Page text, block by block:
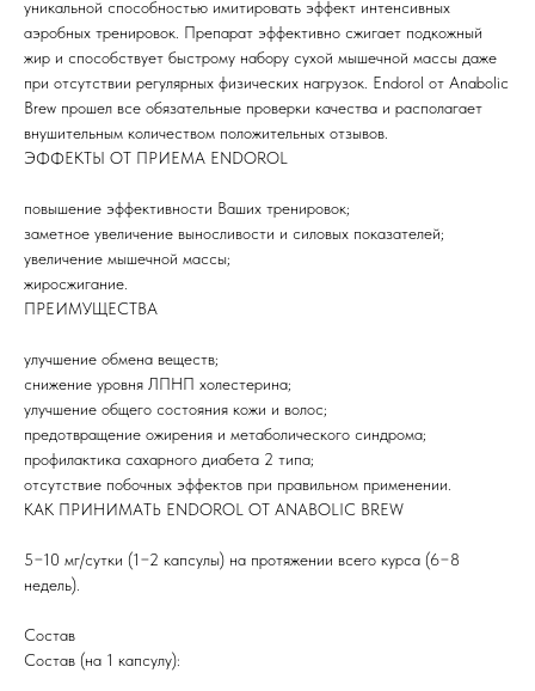
уникальной способностью имитировать эффект интенсивных
аэробных тренировок. Препарат эффективно сжигает подкожный
жир и способствует быстрому набору сухой мышечной массы даже
при отсутствии регулярных физических нагрузок. Endorol от Anabolic
Brew прошел все обязательные проверки качества и располагает
внушительным количеством положительных отзывов.
ЭФФЕКТЫ ОТ ПРИЕМА ENDOROL
повышение эффективности Ваших тренировок;
заметное увеличение выносливости и силовых показателей;
увеличение мышечной массы;
жиросжигание.
ПРЕИМУЩЕСТВА
улучшение обмена веществ;
снижение уровня ЛПНП холестерина;
улучшение общего состояния кожи и волос;
предотвращение ожирения и метаболического синдрома;
профилактика сахарного диабета 2 типа;
отсутствие побочных эффектов при правильном применении.
КАК ПРИНИМАТЬ ENDOROL ОТ ANABOLIC BREW
5−10 мг/сутки (1−2 капсулы) на протяжении всего курса (6−8
недель).
Состав
Состав (на 1 капсулу):